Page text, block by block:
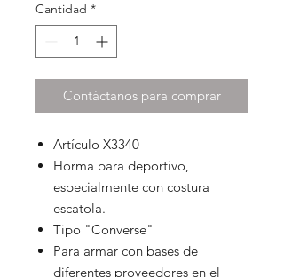
Cantidad *
Contáctanos para comprar
Artículo X3340
Horma para deportivo,
especialmente con costura
escatola.
Tipo "Converse"
Para armar con bases de
diferentes proveedores en el